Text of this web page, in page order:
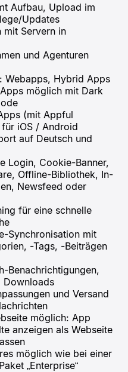
Aufbau, Upload im
Updates
mit Servern in
und Agenturen
Webapps, Hybrid Apps
möglich mit Dark
(mit Appful
iOS / Android
auf Deutsch und
Login, Cookie-Banner,
Offline-Bibliothek, In-
Newsfeed oder
für eine schnelle
Synchronisation mit
-Tags, -Beiträgen
Benachrichtigungen,
Downloads
und Versand
möglich: App
anzeigen als Webseite
möglich wie bei einer
„Enterprise“